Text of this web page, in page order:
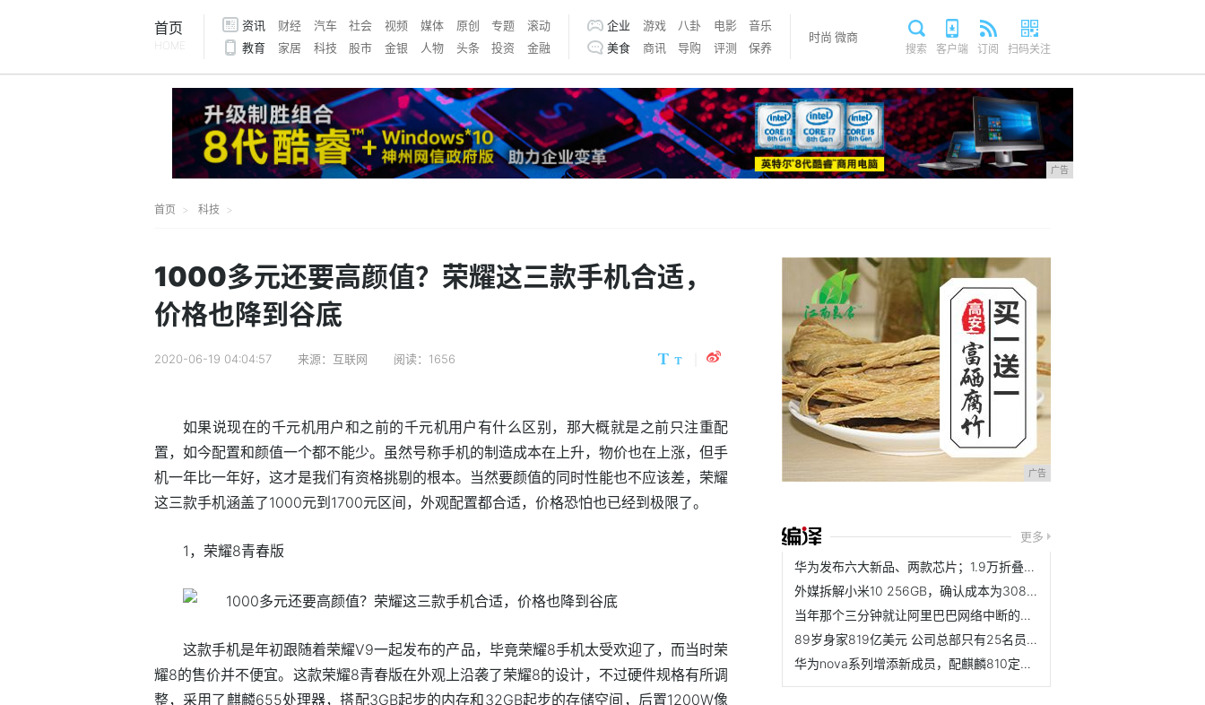
首页
HOME
资讯 财经 汽车 社会 视频 媒体 原创 专题
滚动
教育
家居 科技 股市 金银 人物 头条 投资 金融
企业 游戏 八卦 电影
音乐
美食
商讯 导购 评测 保养
时尚 微商
搜索 客户端 订阅 扫码关注
广告
首页 科技
1000多元还要高颜值？荣耀这三款手机合适，
价格也降到谷底
2020-06-19 04:04:57 来源：互联网 阅读：1656
如果说现在的千元机用户和之前的千元机用户有什么区别，那大概就是之前只注重配
置，如今配置和颜值一个都不能少。虽然号称手机的制造成本在上升，物价也在上涨，但手
机一年比一年好，这才是我们有资格挑剔的根本。当然要颜值的同时性能也不应该差，荣耀
这三款手机涵盖了1000元到1700元区间，外观配置都合适，价格恐怕也已经到极限了。
1，荣耀8青春版
这款手机是年初跟随着荣耀V9一起发布的产品，毕竟荣耀8手机太受欢迎了，而当时荣
耀8的售价并不便宜。这款荣耀8青春版在外观上沿袭了荣耀8的设计，不过硬件规格有所调
整，采用了麒麟655处理器，搭配3GB起步的内存和32GB起步的存储空间，后置1200W像
广告
更多
华为发布六大新品、两款芯片；1.9万折叠屏再升级
外媒拆解小米10 256GB，确认成本为3085元
当年那个三分钟就让阿里巴巴网络中断的少年，是一个怎样的人
89岁身家819亿美元 公司总部只有25名员工 赚得却比工商银行还多
华为nova系列增添新成员，配麒麟810定位中端市场